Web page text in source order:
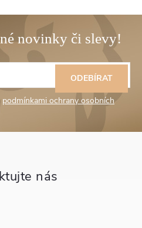
podmínkami ochrany osobních
ODEBÍRAT